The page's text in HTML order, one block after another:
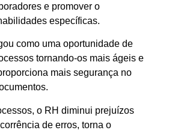
e promover o
específicas.
como uma oportunidade de
tornando-os mais ágeis e
mais segurança no
o RH diminui prejuízos
de erros, torna o